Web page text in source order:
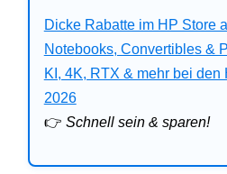
Angebote
Bitdefender
Ratgeber
Dicke Rabatte im HP Store
Notebooks, Convertibles &
KI, 4K, RTX & mehr bei den
2026
👉 Schnell sein & sparen!